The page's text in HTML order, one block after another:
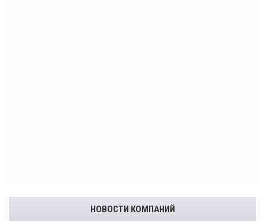
НОВОСТИ КОМПАНИЙ